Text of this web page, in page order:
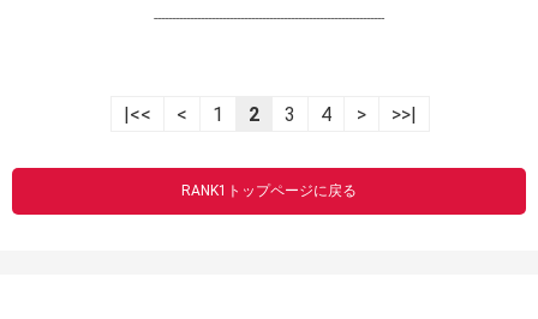
----------------------------------------------------------------
|<< < 1 2 3 4 > >>|
RANK1トップページに戻る